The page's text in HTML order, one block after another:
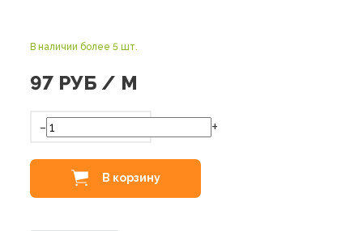
В наличии более 5 шт.
97 РУБ / М
- +
В корзину